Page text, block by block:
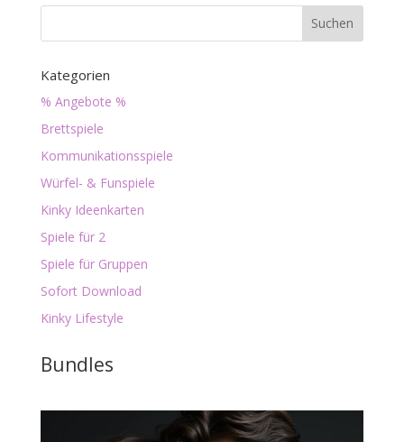
Suchen
Kategorien
% Angebote %
Brettspiele
Kommunikationsspiele
Würfel- & Funspiele
Kinky Ideenkarten
Spiele für 2
Spiele für Gruppen
Sofort Download
Kinky Lifestyle
Bundles